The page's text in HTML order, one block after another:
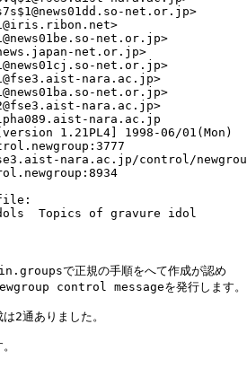
net.or.jp>
nara.ac.jp
1.21PL4] 1998-06/01(Mon)
nara.ac.jp/control/
file:
Topics of gravure idol
で正規の手順をへて作成が認め
control messageを発行します。
2通ありました。